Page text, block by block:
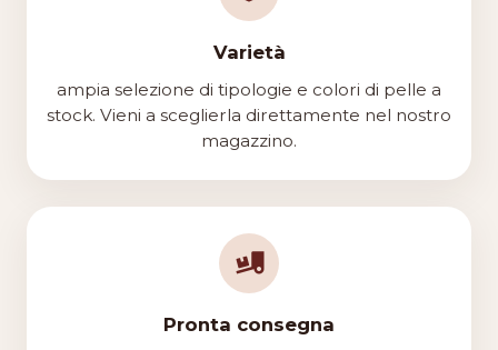
Varietà
ampia selezione di tipologie e colori di pelle a
stock. Vieni a sceglierla direttamente nel nostro
magazzino.
Pronta consegna